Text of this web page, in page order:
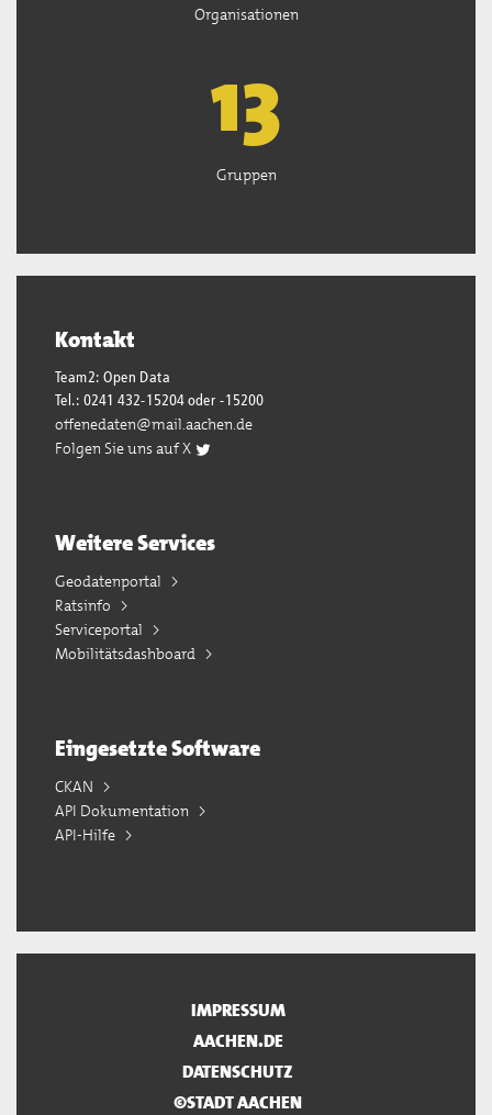
Organisationen
13
Gruppen
Kontakt
Team2: Open Data
Tel.: 0241 432-15204 oder -15200
offenedaten@mail.aachen.de
Folgen Sie uns auf X
Weitere Services
Geodatenportal
Ratsinfo
Serviceportal
Mobilitätsdashboard
Eingesetzte Software
CKAN
API Dokumentation
API-Hilfe
IMPRESSUM
AACHEN.DE
DATENSCHUTZ
©STADT AACHEN